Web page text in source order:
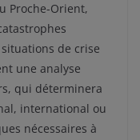
Proche-Orient,
de crise
une analyse
qui déterminera
international ou
nécessaires à